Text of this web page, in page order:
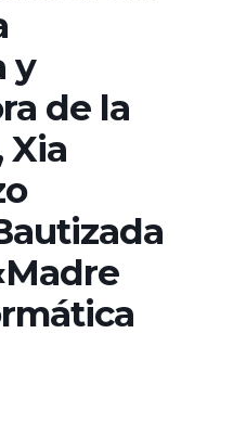
y
de la
Xia